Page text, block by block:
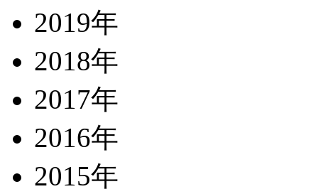
2019年
2018年
2017年
2016年
2015年